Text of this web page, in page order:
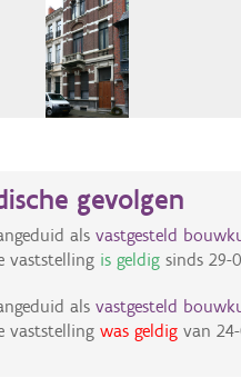
gevolgen
als vastgesteld
vaststelling is geldigsinds 29-
als vastgesteld
vaststelling was geldigvan